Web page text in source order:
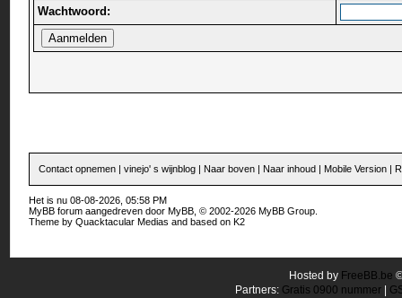
Wachtwoord:
Contact opnemen |vinejo' s wijnblog | Naar boven | Naar inhoud | Mobile Version |
Het is nu 08-08-2026, 05:58 PM
MyBB forum aangedreven doorMyBB , © 2002-2026MyBB Group
Theme byQuacktacular Medias and based onK2
Hosted by FreeBB.be
Partners: Gratis 0900 nummer|